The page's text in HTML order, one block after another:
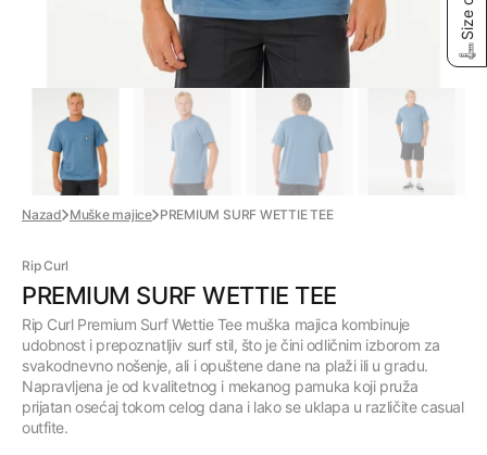
Nazad Muške majice PREMIUM SURF WETTIE TEE
Rip Curl
PREMIUM SURF WETTIE TEE
Rip Curl Premium Surf Wettie Tee muška majica kombinuje
udobnost i prepoznatljiv surf stil, što je čini odličnim izborom za
svakodnevno nošenje, ali i opuštene dane na plaži ili u gradu.
Napravljena je od kvalitetnog i mekanog pamuka koji pruža
prijatan osećaj tokom celog dana i lako se uklapa u različite casual
outfite.